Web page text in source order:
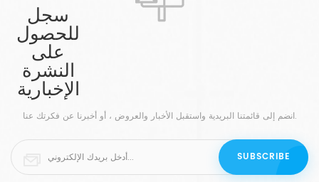
سجل
للحصول
على
النشرة
الإخبارية
انضم إلى قائمتنا البريدية واستقبل الأخبار والعروض ، أو أخبرنا عن فكرتك عنا.